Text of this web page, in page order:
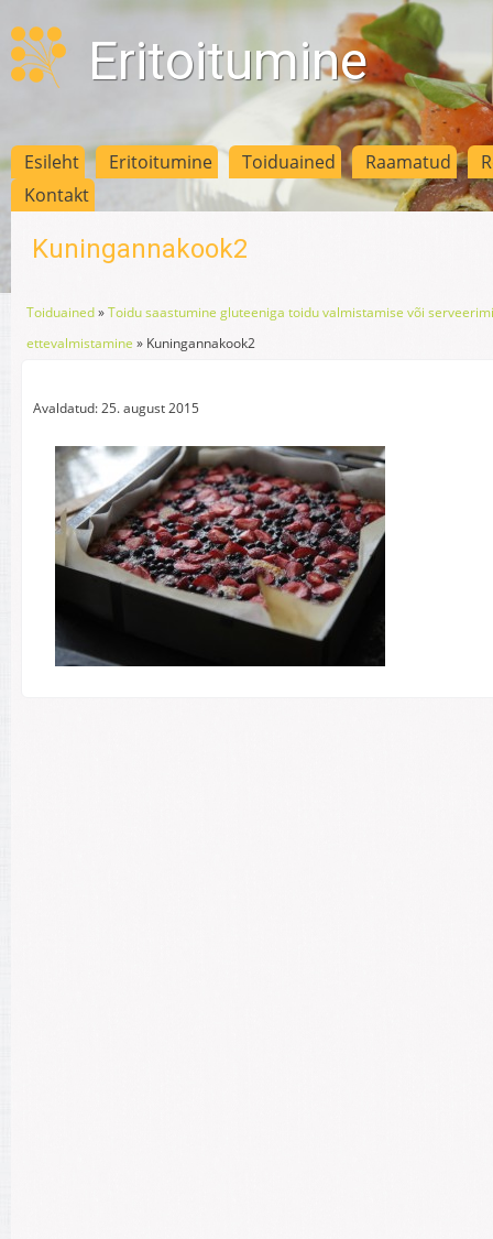
Eritoitumine
Esileht Eritoitumine Toiduained Raamatud
Kontakt
Kuningannakook2
Toiduained»Toidu saastumine gluteeniga toidu valmistamise või
ettevalmistamine » Kuningannakook2
Avaldatud: 25. august 2015